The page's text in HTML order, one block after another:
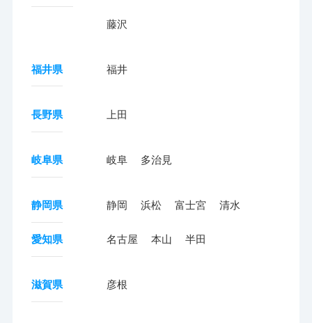
藤沢
福井県 福井
長野県 上田
岐阜県 岐阜 多治見
静岡県 静岡 浜松 富士宮 清水
愛知県 名古屋 本山 半田
滋賀県 彦根